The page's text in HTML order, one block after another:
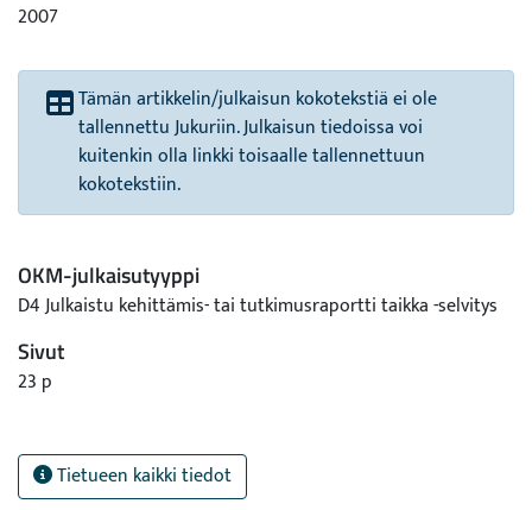
2007
Tämän artikkelin/julkaisun kokotekstiä ei ole
tallennettu Jukuriin. Julkaisun tiedoissa voi
kuitenkin olla linkki toisaalle tallennettuun
kokotekstiin.
OKM-julkaisutyyppi
D4 Julkaistu kehittämis- tai tutkimusraportti taikka -selvitys
Sivut
23 p
Tietueen kaikki tiedot